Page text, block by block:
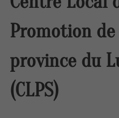
c
Promotion
province du
(CLPS)